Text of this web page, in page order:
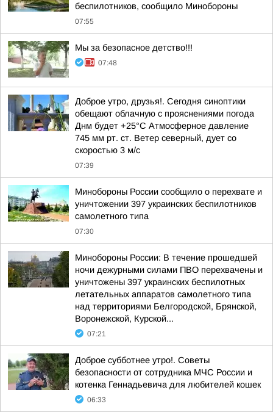
беспилотников, сообщило Минобороны
07:55
Мы за безопасное детство!!!
07:48
Доброе утро, друзья!. Сегодня синоптики
обещают облачную с прояснениями погода
Днм будет +25°С Атмосферное давление
745 мм рт. ст. Ветер северный, дует со
скоростью 3 м/с
07:39
Минобороны России сообщило о перехвате и
уничтожении 397 украинских беспилотников
самолетного типа
07:30
Минобороны России: В течение прошедшей
ночи дежурными силами ПВО перехвачены и
уничтожены 397 украинских беспилотных
летательных аппаратов самолетного типа
над территориями Белгородской, Брянской,
Воронежской, Курской...
07:21
Доброе субботнее утро!. Советы
безопасности от сотрудника МЧС России и
котенка Геннадьевича для любителей кошек
06:33